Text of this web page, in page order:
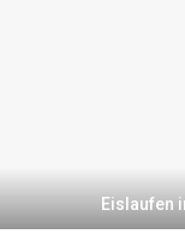
Eislaufen